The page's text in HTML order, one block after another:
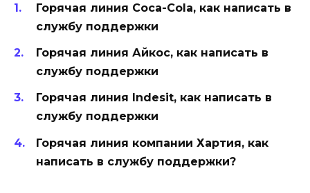
Горячая линия Coca-Cola, как написать в
службу поддержки
Горячая линия Айкос, как написать в
службу поддержки
Горячая линия Indesit, как написать в
службу поддержки
Горячая линия компании Хартия, как
написать в службу поддержки?